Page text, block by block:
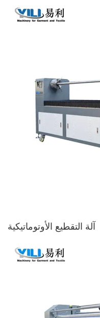
آلة التقطيع الأوتوماتيكية